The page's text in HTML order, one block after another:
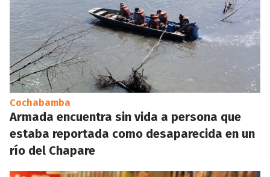
Cochabamba
Armada encuentra sin vida a persona que
estaba reportada como desaparecida en un
río del Chapare